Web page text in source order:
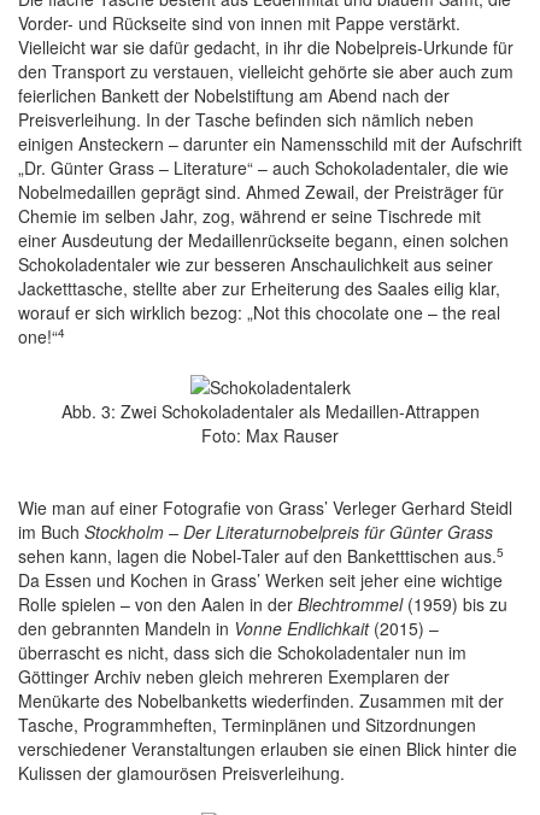
Vorder- und Rückseite sind von innen mit Pappe verstärkt.
Vielleicht war sie dafür gedacht, in ihr die Nobelpreis-Urkunde für
den Transport zu verstauen, vielleicht gehörte sie aber auch zum
feierlichen Bankett der Nobelstiftung am Abend nach der
Preisverleihung. In der Tasche befinden sich nämlich neben
einigen Ansteckern – darunter ein Namensschild mit der Aufschrift
„Dr. Günter Grass – Literature“ – auch Schokoladentaler, die wie
Nobelmedaillen geprägt sind. Ahmed Zewail, der Preisträger für
Chemie im selben Jahr, zog, während er seine Tischrede mit
einer Ausdeutung der Medaillenrückseite begann, einen solchen
Schokoladentaler wie zur besseren Anschaulichkeit aus seiner
Jacketttasche, stellte aber zur Erheiterung des Saales eilig klar,
worauf er sich wirklich bezog: „Not this chocolate one – the real
one!“4
Abb. 3: Zwei Schokoladentaler als Medaillen-Attrappen
Foto: Max Rauser
Wie man auf einer Fotografie von Grass’ Verleger Gerhard Steidl
im Buch Stockholm – Der Literaturnobelpreis für Günter Grass
sehen kann, lagen die Nobel-Taler auf den Banketttischen aus.5
Da Essen und Kochen in Grass’ Werken seit jeher eine wichtige
Rolle spielen – von den Aalen in der Blechtrommel (1959) bis zu
den gebrannten Mandeln in Vonne Endlichkait(2015) –
überrascht es nicht, dass sich die Schokoladentaler nun im
Göttinger Archiv neben gleich mehreren Exemplaren der
Menükarte des Nobelbanketts wiederfinden. Zusammen mit der
Tasche, Programmheften, Terminplänen und Sitzordnungen
verschiedener Veranstaltungen erlauben sie einen Blick hinter die
Kulissen der glamourösen Preisverleihung.